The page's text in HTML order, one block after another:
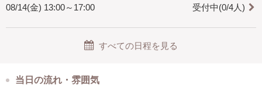
受付中(0/4人)
08/14(金) 13:00～17:00
すべての日程を見る
当日の流れ・雰囲気